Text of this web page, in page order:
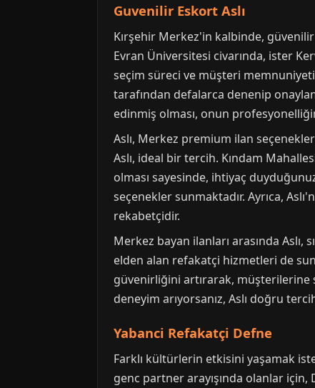
Guvenilir Eskort Aslı
Kırşehir Merkez'in kalbinde,
Evran Üniversitesi civarında, ister
seçim süreci ve müşteri memnuniyeti
tarafından defalarca denenip
edinmiş olması, onun
Aslı, Merkez premium ilan
Aslı, ideal bir tercih. Kındam
olması sayesinde, ihtiyaç
seçenekler sunmaktadır. Ayrıca,
rekabetçidir.
Merkez bayan ilanları arasında
elden alan refakatçi hizmetleri de
güvenirliğini artırarak, müşterilerine
deneyim arıyorsanız, Aslı doğru
Yabanci Refakatçi Defne
Farklı kültürlerin etkisini yaşamak
genc partner arayışında olanlar